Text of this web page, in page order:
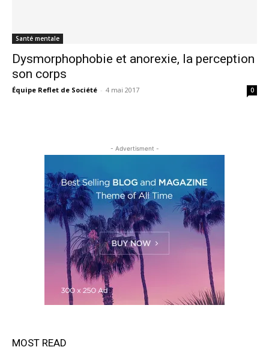
Santé mentale
Dysmorphophobie et anorexie, la perception
son corps
Équipe Reflet de Société - 4 mai 2017 0
- Advertisment -
MOST READ